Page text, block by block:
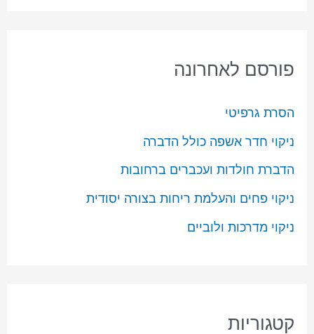
פורסם לאחרונה
הסרת גרפיטי
ניקוי חדר אשפה כולל הדברה
הדברת חולדות ועכברים ברחובות
ניקוי פחים והעלמת ריחות בצורה יסודית
ניקוי מדרכות ולוביים
קטגוריות